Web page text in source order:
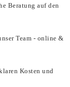
Beratung auf den
Team - online &
Kosten und